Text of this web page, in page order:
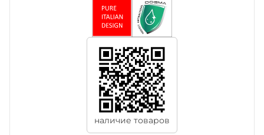
наличие товаров